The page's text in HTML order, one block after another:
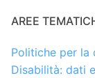
AREE
Politiche per la
Disabilità: dati